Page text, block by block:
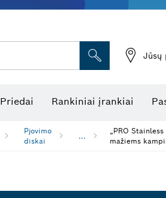
Jūsų
Priedai Rankiniai įrankiai
Pjovimo
diskai
...
„PRO
mažiems